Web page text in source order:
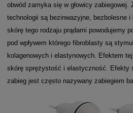
obwód zamyka się w głowicy zabiegowej.
technologii są bezinwazyjne, bezbolesne
skórę tego rodzaju prądami powodujemy
pod wpływem którego fibroblasty są
kolagenowych i elastynowych. Efektem
skórę sprężystość i elastyczność. Efekty
zabieg jest często nazywany zabiegiem